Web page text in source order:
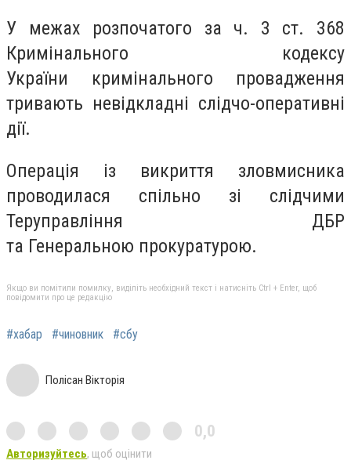
У межах розпочатого за ч. 3 ст. 368
Кримінального кодексу
України кримінального провадження
тривають невідкладні слідчо-оперативні
дії.
Операція із викриття зловмисника
проводилася спільно зі слідчими
Теруправління ДБР
та Генеральною прокуратурою.
Якщо ви помітили помилку, виділіть необхідний текст і натисніть Ctrl + Enter, щоб
повідомити про це редакцію
#хабар #чиновник #сбу
Полісан Вікторія
0,0
Авторизуйтесь, щоб оцінити